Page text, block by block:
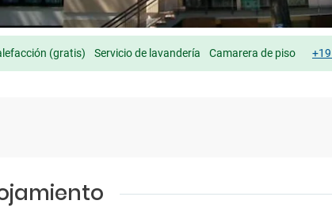
(gratis) Servicio de lavandería Camarera de piso